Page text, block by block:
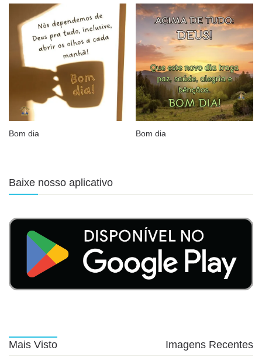
Bom dia Bom dia
Baixe nosso aplicativo
Mais Visto Imagens Recentes